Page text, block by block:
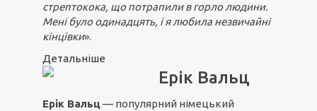
стрептокока, що потрапили в горло людини.
Мені було одинадцять, і я любила незвичайні
кінцівки».
Детальніше
Ерік Вальц
Ерік Вальц— популярний німецький